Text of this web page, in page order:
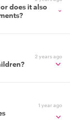
does it also
2 years ago
1 year ago